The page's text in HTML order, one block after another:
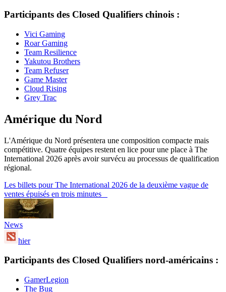
Participants des Closed Qualifiers chinois :
Vici Gaming
Roar Gaming
Team Resilience
Yakutou Brothers
Team Refuser
Game Master
Cloud Rising
Grey Trac
Amérique du Nord
L'Amérique du Nord présentera une composition compacte mais
compétitive. Quatre équipes restent en lice pour une place à The
International 2026 après avoir survécu au processus de qualification
régional.
Les billets pour The International 2026 de la deuxième vague de
ventes épuisés en trois minutes
News
hier
Participants des Closed Qualifiers nord-américains :
GamerLegion
The Bug